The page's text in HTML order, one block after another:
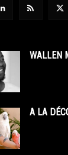
WALLEN
A LA